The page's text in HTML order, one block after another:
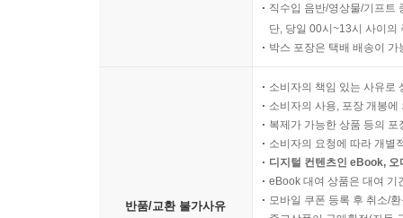
직수입 음반/영상물/기프트
단, 당일 00시~13시 사이의
박스 포장은 택배 배송이
반품/교환 불가사유
소비자의 책임 있는 사유로
소비자의 사용, 포장 개봉
복제가 가능한 상품 등의
소비자의 요청에 따라 개별
디지털 컨텐츠인 eBook,
eBook 대여 상품은 대여 기
모바일 쿠폰 등록 후 취소/